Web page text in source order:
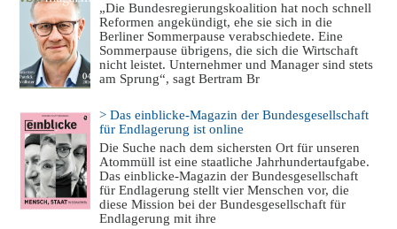
„Die Bundesregierungskoalition hat noch schnell
Reformen angekündigt, ehe sie sich in die
Berliner Sommerpause verabschiedete. Eine
Sommerpause übrigens, die sich die Wirtschaft
nicht leistet. Unternehmer und Manager sind stets
am Sprung“, sagt Bertram Br
> Das einblicke-Magazin der Bundesgesellschaft
für Endlagerung ist online
Die Suche nach dem sichersten Ort für unseren
Atommüll ist eine staatliche Jahrhundertaufgabe.
Das einblicke-Magazin der Bundesgesellschaft
für Endlagerung stellt vier Menschen vor, die
diese Mission bei der Bundesgesellschaft für
Endlagerung mit ihre